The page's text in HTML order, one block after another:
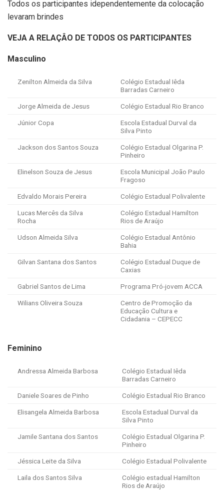
Todos os participantes idependentemente da colocação
levaram brindes
VEJA A RELAÇÂO DE TODOS OS PARTICIPANTES
Masculino
Zenilton Almeida da Silva
Colégio Estadual Iêda
Barradas Carneiro
Jorge Almeida de Jesus Colégio Estadual Rio Branco
Júnior Copa
Escola Estadual Durval da
Silva Pinto
Jackson dos Santos Souza
Colégio Estadual Olgarina P.
Pinheiro
Elinelson Souza de Jesus
Escola Municipal João Paulo
Fragoso
Edvaldo Morais Pereira Colégio Estadual Polivalente
Lucas Mercês da Silva
Rocha
Colégio Estadual Hamilton
Rios de Araújo
Udson Almeida Silva
Colégio Estadual Antônio
Bahia
Gilvan Santana dos Santos
Colégio Estadual Duque de
Caxias
Gabriel Santos de Lima Programa Pró-jovem ACCA
Wilians Oliveira Souza
Centro de Promoção da
Educação Cultura e
Cidadania – CEPECC
Feminino
Andressa Almeida Barbosa
Colégio Estadual Iêda
Barradas Carneiro
Daniele Soares de Pinho Colégio Estadual Rio Branco
Elisangela Almeida Barbosa
Escola Estadual Durval da
Silva Pinto
Jamile Santana dos Santos
Colégio Estadual Olgarina P.
Pinheiro
Jéssica Leite da Silva Colégio Estadual Polivalente
Laila dos Santos Silva
Colégio estadual Hamilton
Rios de Araújo